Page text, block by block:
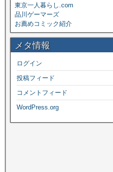
東京一人暮らし.com
品川ゲーマーズ
お薦めコミック紹介
メタ情報
ログイン
投稿フィード
コメントフィード
WordPress.org